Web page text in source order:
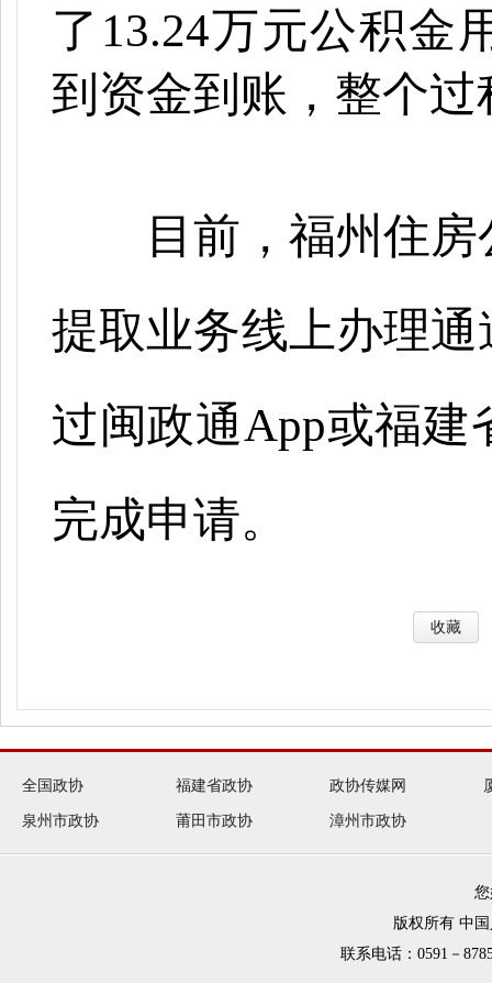
了 13.24万元公积金
到资金到账，整个
目前，福州住房
提取业务线上办理
过闽政通App或福建
完成申请。
收藏
全国政协 福建省政协 政协传媒网
泉州市政协 莆田市政协 漳州市政协
版权所有 中
联系电话：0591－